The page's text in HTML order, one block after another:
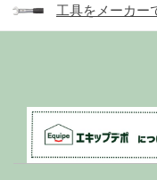
工具をメーカー